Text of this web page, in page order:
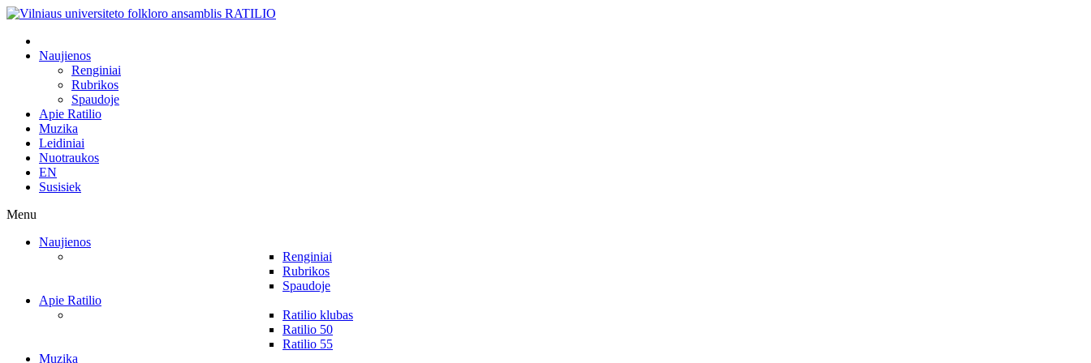
Naujienos
Renginiai
Rubrikos
Spaudoje
Apie Ratilio
Muzika
Leidiniai
Nuotraukos
EN
Susisiek
Menu
Naujienos
Renginiai
Rubrikos
Spaudoje
Apie Ratilio
Ratilio klubas
Ratilio 50
Ratilio 55
Muzika